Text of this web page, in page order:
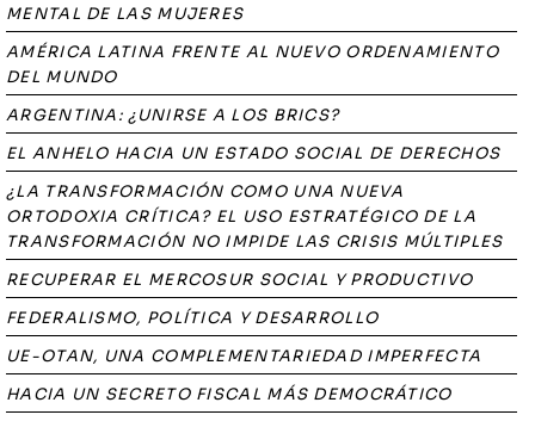
MENTAL DE LAS MUJERES
AMÉRICA LATINA FRENTE AL NUEVO ORDENAMIENTO
DEL MUNDO
ARGENTINA: ¿UNIRSE A LOS BRICS?
EL ANHELO HACIA UN ESTADO SOCIAL DE DERECHOS
¿LA TRANSFORMACIÓN COMO UNA NUEVA
ORTODOXIA CRÍTICA? EL USO ESTRATÉGICO DE LA
TRANSFORMACIÓN NO IMPIDE LAS CRISIS MÚLTIPLES
RECUPERAR EL MERCOSUR SOCIAL Y PRODUCTIVO
FEDERALISMO, POLÍTICA Y DESARROLLO
UE-OTAN, UNA COMPLEMENTARIEDAD IMPERFECTA
HACIA UN SECRETO FISCAL MÁS DEMOCRÁTICO